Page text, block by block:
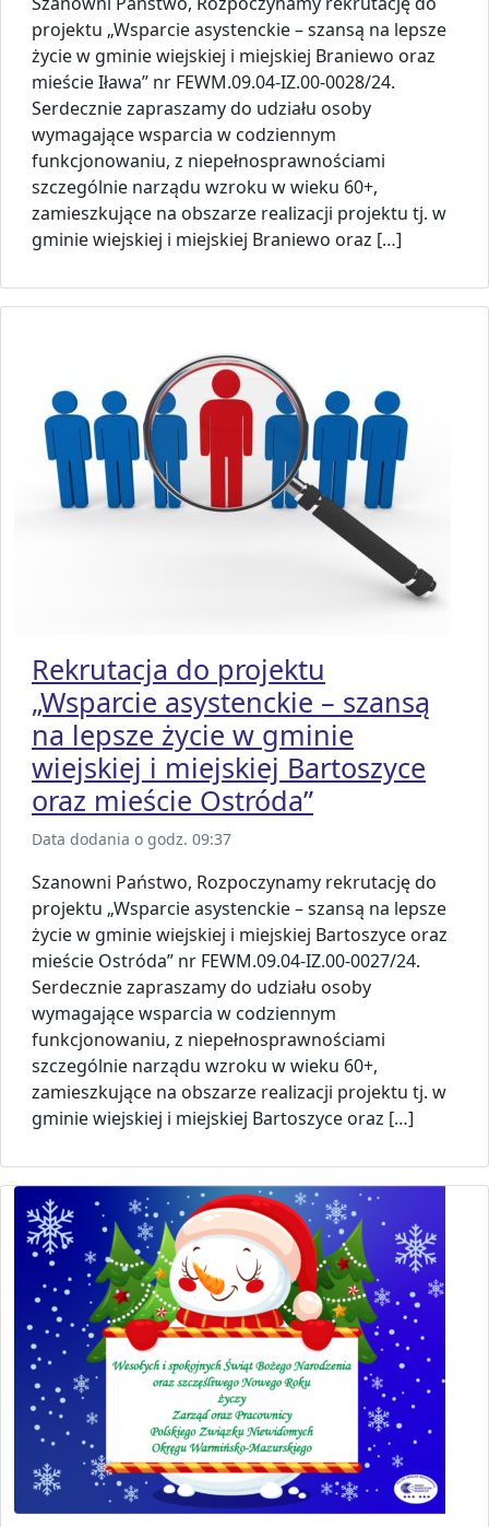
projektu „Wsparcie asystenckie – szansą na lepsze
życie w gminie wiejskiej i miejskiej Braniewo oraz
mieście Iława” nr FEWM.09.04-IZ.00-0028/24.
Serdecznie zapraszamy do udziału osoby
wymagające wsparcia w codziennym
funkcjonowaniu, z niepełnosprawnościami
szczególnie narządu wzroku w wieku 60+,
zamieszkujące na obszarze realizacji projektu tj. w
gminie wiejskiej i miejskiej Braniewo oraz […]
Rekrutacja do projektu
„Wsparcie asystenckie – szansą
na lepsze życie w gminie
wiejskiej i miejskiej Bartoszyce
oraz mieście Ostróda”
Data dodania o godz. 09:37
Szanowni Państwo, Rozpoczynamy rekrutację do
projektu „Wsparcie asystenckie – szansą na lepsze
życie w gminie wiejskiej i miejskiej Bartoszyce oraz
mieście Ostróda” nr FEWM.09.04-IZ.00-0027/24.
Serdecznie zapraszamy do udziału osoby
wymagające wsparcia w codziennym
funkcjonowaniu, z niepełnosprawnościami
szczególnie narządu wzroku w wieku 60+,
zamieszkujące na obszarze realizacji projektu tj. w
gminie wiejskiej i miejskiej Bartoszyce oraz […]